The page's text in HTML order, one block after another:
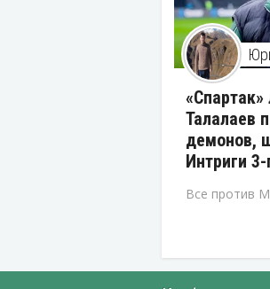
«Спартак»
Талалаев
демонов,
Интриги 3-
Все против